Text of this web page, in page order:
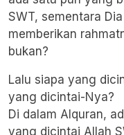
SWT, sementara
memberikan
bukan?
Lalu siapa yang
yang dicintai-Nya?
Di dalam Alquran,
yang dicintai Allah